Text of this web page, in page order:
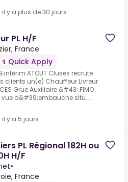
il y a plus de 30 jours
PL H/F
France
Quick Apply
ATOUT Cluses recrute
clients un(e) Chauffeur Livreur
Grue Auxiliaire &#43; FIMO
d&#39;embauche situ...
il y a 5 jours
PL Régional 182H ou
H/F
•
France